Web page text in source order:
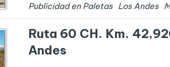
Publicidad en Paletas Los Andes
Ruta 60 CH. Km.
Andes